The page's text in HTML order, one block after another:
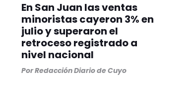
En San Juan las ventas
minoristas cayeron 3% en
julio y superaron el
retroceso registrado a
nivel nacional
PorRedacción Diario de Cuyo